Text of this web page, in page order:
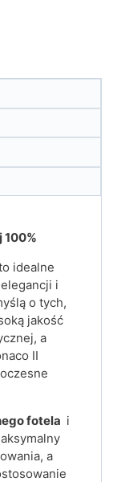
100%
idealne
i
o tych,
jakość
a
II
fotela i
a